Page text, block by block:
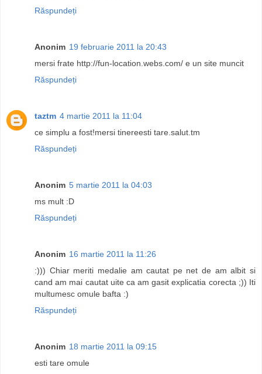
Răspundeți
Anonim 19 februarie 2011 la 20:43
mersi frate http://fun-location.webs.com/ e un site muncit
Răspundeți
taztm 4 martie 2011 la 11:04
ce simplu a fost!mersi tinereesti tare.salut.tm
Răspundeți
Anonim 5 martie 2011 la 04:03
ms mult :D
Răspundeți
Anonim 16 martie 2011 la 11:26
:))) Chiar meriti medalie am cautat pe net de am albit si
cand am mai cautat uite ca am gasit explicatia corecta ;)) Iti
multumesc omule bafta :)
Răspundeți
Anonim 18 martie 2011 la 09:15
esti tare omule